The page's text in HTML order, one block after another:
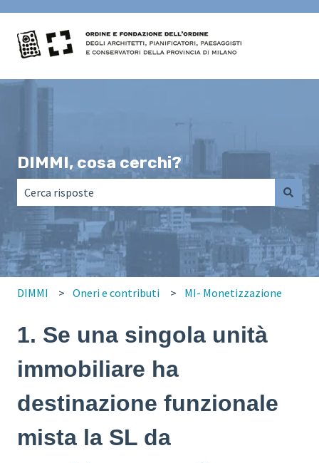
DIMMI, cosa cerchi?
Non sono presenti suggerimenti perché il campo di
DIMMI Oneri e contributi MI- Monetizzazione
1. Se una singola unità
immobiliare ha
destinazione funzionale
mista la SL da